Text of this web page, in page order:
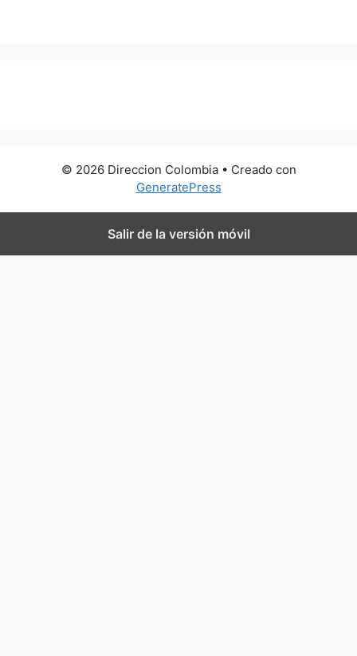
© 2026 Direccion Colombia• Creado con
GeneratePress
Salir de la versión móvil